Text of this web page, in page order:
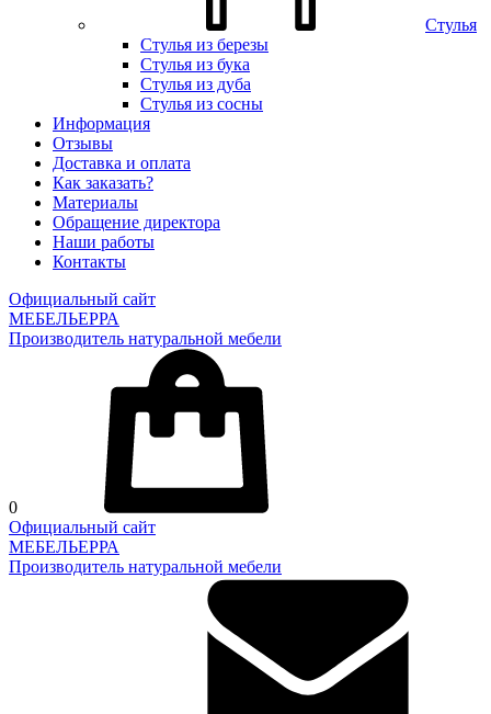
Стулья
Стулья из березы
Стулья из бука
Стулья из дуба
Стулья из сосны
Информация
Отзывы
Доставка и оплата
Как заказать?
Материалы
Обращение директора
Наши работы
Контакты
Официальный сайт
МЕБЕЛЬЕРРА
Производитель натуральной мебели
0
Официальный сайт
МЕБЕЛЬЕРРА
Производитель натуральной мебели